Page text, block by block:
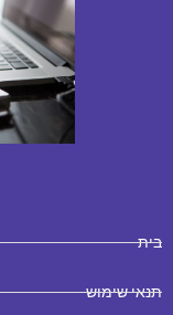
בית
תנאי שימוש